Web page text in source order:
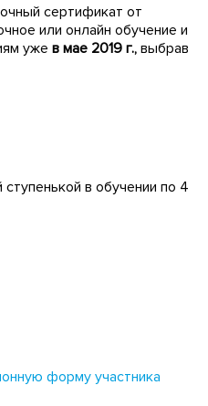
сертификат от
или онлайн обучение и
уже в мае 2019 г., выбрав
в обучении по 4
форму участника